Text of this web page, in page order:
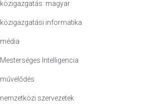
közigazgatás: magyar
közigazgatási informatika
média
Mesterséges Intelligencia
művelődés
nemzetközi szervezetek